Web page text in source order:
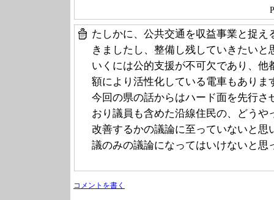
たしかに、公共交通を収益事業と捉え
きましたし、整備し残していきたい
いくには公的支援が不可欠であり、他
額により活性化している電車もありま
今回の県の話からはハード面を先行さ
おり議員も含めた沿線住民の、どうや
改善するかの議論に至っていないと思
議のみの議論になってはいけないと思
コメントを書く